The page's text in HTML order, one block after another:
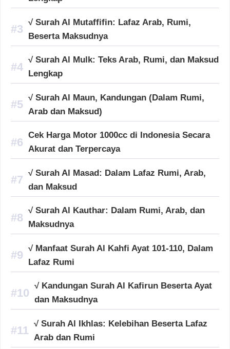
√ Surah Al Mutaffifin: Lafaz Arab, Rumi,
Beserta Maksudnya
√ Surah Al Mulk: Teks Arab, Rumi, dan Maksud
Lengkap
√ Surah Al Maun, Kandungan (Dalam Rumi,
Arab dan Maksud)
Cek Harga Motor 1000cc di Indonesia Secara
Akurat dan Terpercaya
√ Surah Al Masad: Dalam Lafaz Rumi, Arab,
dan Maksud
√ Surah Al Kauthar: Dalam Rumi, Arab, dan
Maksudnya
√ Manfaat Surah Al Kahfi Ayat 101-110, Dalam
Lafaz Rumi
√ Kandungan Surah Al Kafirun Beserta Ayat
dan Maksudnya
√ Surah Al Ikhlas: Kelebihan Beserta Lafaz
Arab dan Rumi